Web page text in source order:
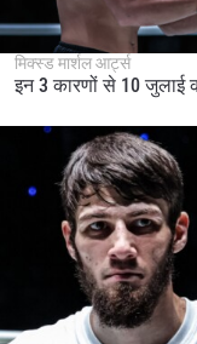
मिक्स्ड मार्शल आर्ट्स
इन 3 कारणों से 10 जुलाई